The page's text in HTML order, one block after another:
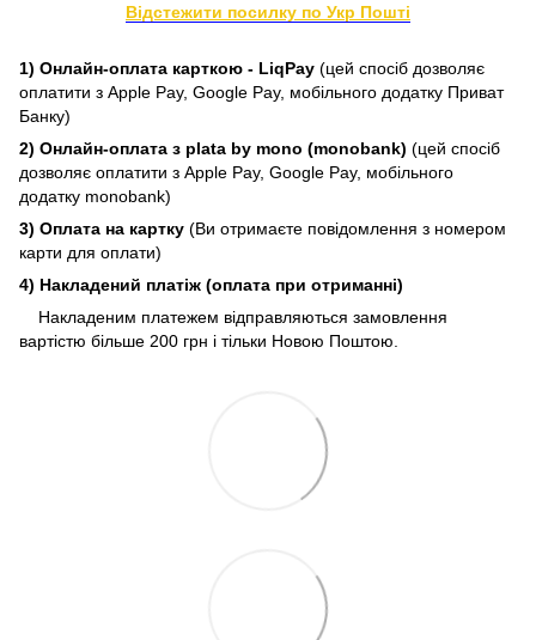
Відстежити посилку по Укр Пошті
1) Онлайн-оплата карткою - LiqPay (цей спосіб дозволяє
оплатити з Apple Pay, Google Pay, мобільного додатку Приват
Банку)
2) Онлайн-оплата з plata by mono (monobank) (цей спосіб
дозволяє оплатити з Apple Pay, Google Pay, мобільного
додатку monobank)
3) Оплата на картку (Ви отримаєте повідомлення з номером
карти для оплати)
4) Накладений платіж (оплата при отриманні)
Накладеним платежем відправляються замовлення
вартістю більше 200 грн і тільки Новою Поштою.